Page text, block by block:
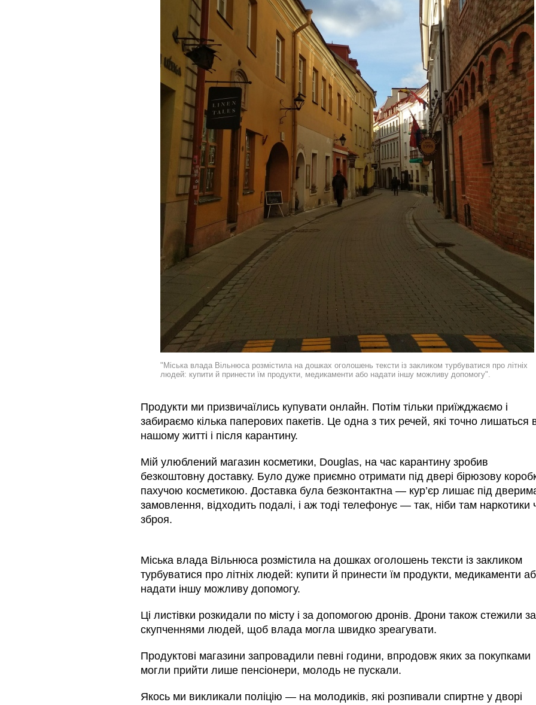
"Міська влада Вільнюса розмістила на дошках оголошень тексти із закликом турбуватися про літніх
людей: купити й принести їм продукти, медикаменти або надати іншу можливу допомогу".
Продукти ми призвичаїлись купувати онлайн. Потім тільки приїжджаємо і
забираємо кілька паперових пакетів. Це одна з тих речей, які точно лишаться
нашому житті і після карантину.
Мій улюблений магазин косметики, Douglas, на час карантину зробив
безкоштовну доставку. Було дуже приємно отримати під двері бірюзову
пахучою косметикою. Доставка була безконтактна — кур’єр лишає під
замовлення, відходить подалі, і аж тоді телефонує — так, ніби там наркотики
зброя.
Міська влада Вільнюса розмістила на дошках оголошень тексти із закликом
турбуватися про літніх людей: купити й принести їм продукти, медикаменти
надати іншу можливу допомогу.
Ці листівки розкидали по місту і за допомогою дронів. Дрони також стежили за
скупченнями людей, щоб влада могла швидко зреагувати.
Продуктові магазини запровадили певні години, впродовж яких за покупками
могли прийти лише пенсіонери, молодь не пускали.
Якось ми викликали поліцію — на молодиків, які розпивали спиртне у дворі